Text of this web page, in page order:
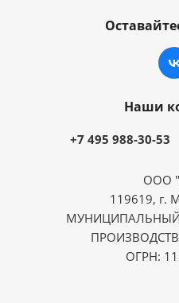
Наши
+7 495 988-30-53
ООО
119619, г.
МУНИЦИПАЛЬНЫЙ
ОГРН: